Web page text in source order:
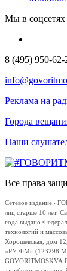
Мы в соцсетях
8 (495) 950-62-
Реклама на
Города
Наши
Все права
Сетевое издание
лиц старше 16 лет.
года выдано
технологий и
Хорошевская, дом
«РУ ФМ» (123298